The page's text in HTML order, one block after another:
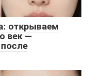
открываем
век —